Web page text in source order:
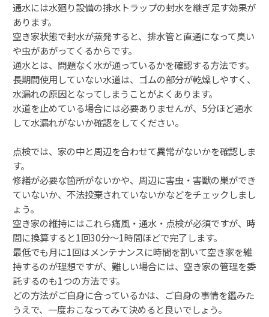
通水には水廻り設備の排水トラップの封水を継ぎ足す効果が
あります。
空き家状態で封水が蒸発すると、排水管と直通になって臭い
や虫があがってくるからです。
通水とは、問題なく水が通っているかを確認する方法です。
長期間使用していない水道は、ゴムの部分が乾燥しやすく、
水漏れの原因となってしまうことがよくあります。
水道を止めている場合には必要ありませんが、5分ほど通水
して水漏れがないか確認をしてください。
点検では、家の中と周辺を合わせて異常がないかを確認しま
す。
修繕が必要な箇所がないかや、周辺に害虫・害獣の巣ができ
ていないか、不法投棄されていないかなどをチェックしまし
ょう。
空き家の維持にはこれら痛風・通水・点検が必須ですが、時
間に換算すると1回30分〜1時間ほどで完了します。
最低でも月に1回はメンテナンスに時間を割いて空き家を維
持するのが理想ですが、難しい場合には、空き家の管理を委
託するのも1つの方法です。
どの方法がご自身に合っているかは、ご自身の事情を鑑みた
うえで、一度おこなってみて決めると良いでしょう。